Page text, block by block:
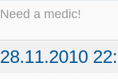
Need a medic!
28.11.2010